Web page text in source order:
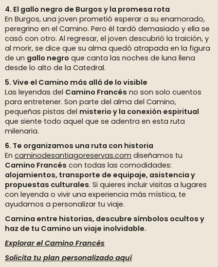
4. El gallo negro de Burgos y la promesa rota
En Burgos, una joven prometió esperar a su enamorado,
peregrino en el Camino. Pero él tardó demasiado y ella se
casó con otro. Al regresar, el joven descubrió la traición, y
al morir, se dice que su alma quedó atrapada en la figura
de un gallo negro que canta las noches de luna llena
desde lo alto de la Catedral.
5. Vive el Camino más allá de lo visible
Las leyendas del Camino Francés no son solo cuentos
para entretener. Son parte del alma del Camino,
pequeñas pistas del misterio y la conexión espiritual
que siente todo aquel que se adentra en esta ruta
milenaria.
6. Te organizamos una ruta con historia
En caminodesantiagoreservas.com diseñamos tu
Camino Francés con todas las comodidades:
alojamientos, transporte de equipaje, asistencia y
propuestas culturales. Si quieres incluir visitas a lugares
con leyenda o vivir una experiencia más mística, te
ayudamos a personalizar tu viaje.
Camina entre historias, descubre símbolos ocultos y
haz de tu Camino un viaje inolvidable.
Explorar el Camino Francés
Solicita tu plan personalizado aquí